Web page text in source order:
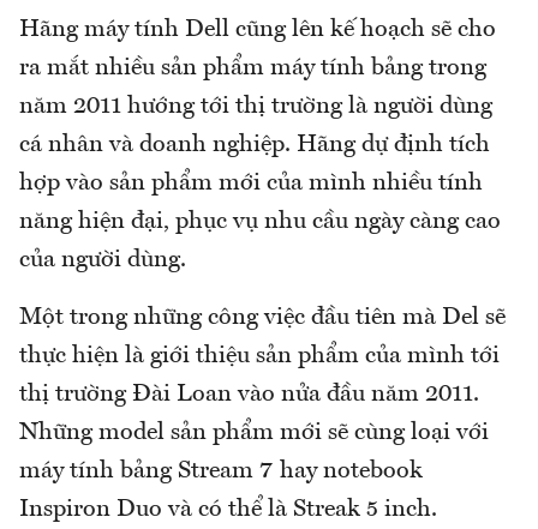
Hãng máy tính Dell cũng lên kế hoạch sẽ cho
ra mắt nhiều sản phẩm máy tính bảng trong
năm 2011 hướng tới thị trường là người dùng
cá nhân và doanh nghiệp. Hãng dự định tích
hợp vào sản phẩm mới của mình nhiều tính
năng hiện đại, phục vụ nhu cầu ngày càng cao
của người dùng.
Một trong những công việc đầu tiên mà Del sẽ
thực hiện là giới thiệu sản phẩm của mình tới
thị trường Đài Loan vào nửa đầu năm 2011.
Những model sản phẩm mới sẽ cùng loại với
máy tính bảng Stream 7 hay notebook
Inspiron Duo và có thể là Streak 5 inch.